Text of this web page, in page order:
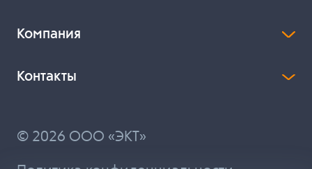
Компания
Контакты
© 2026 ООО «ЭКТ»